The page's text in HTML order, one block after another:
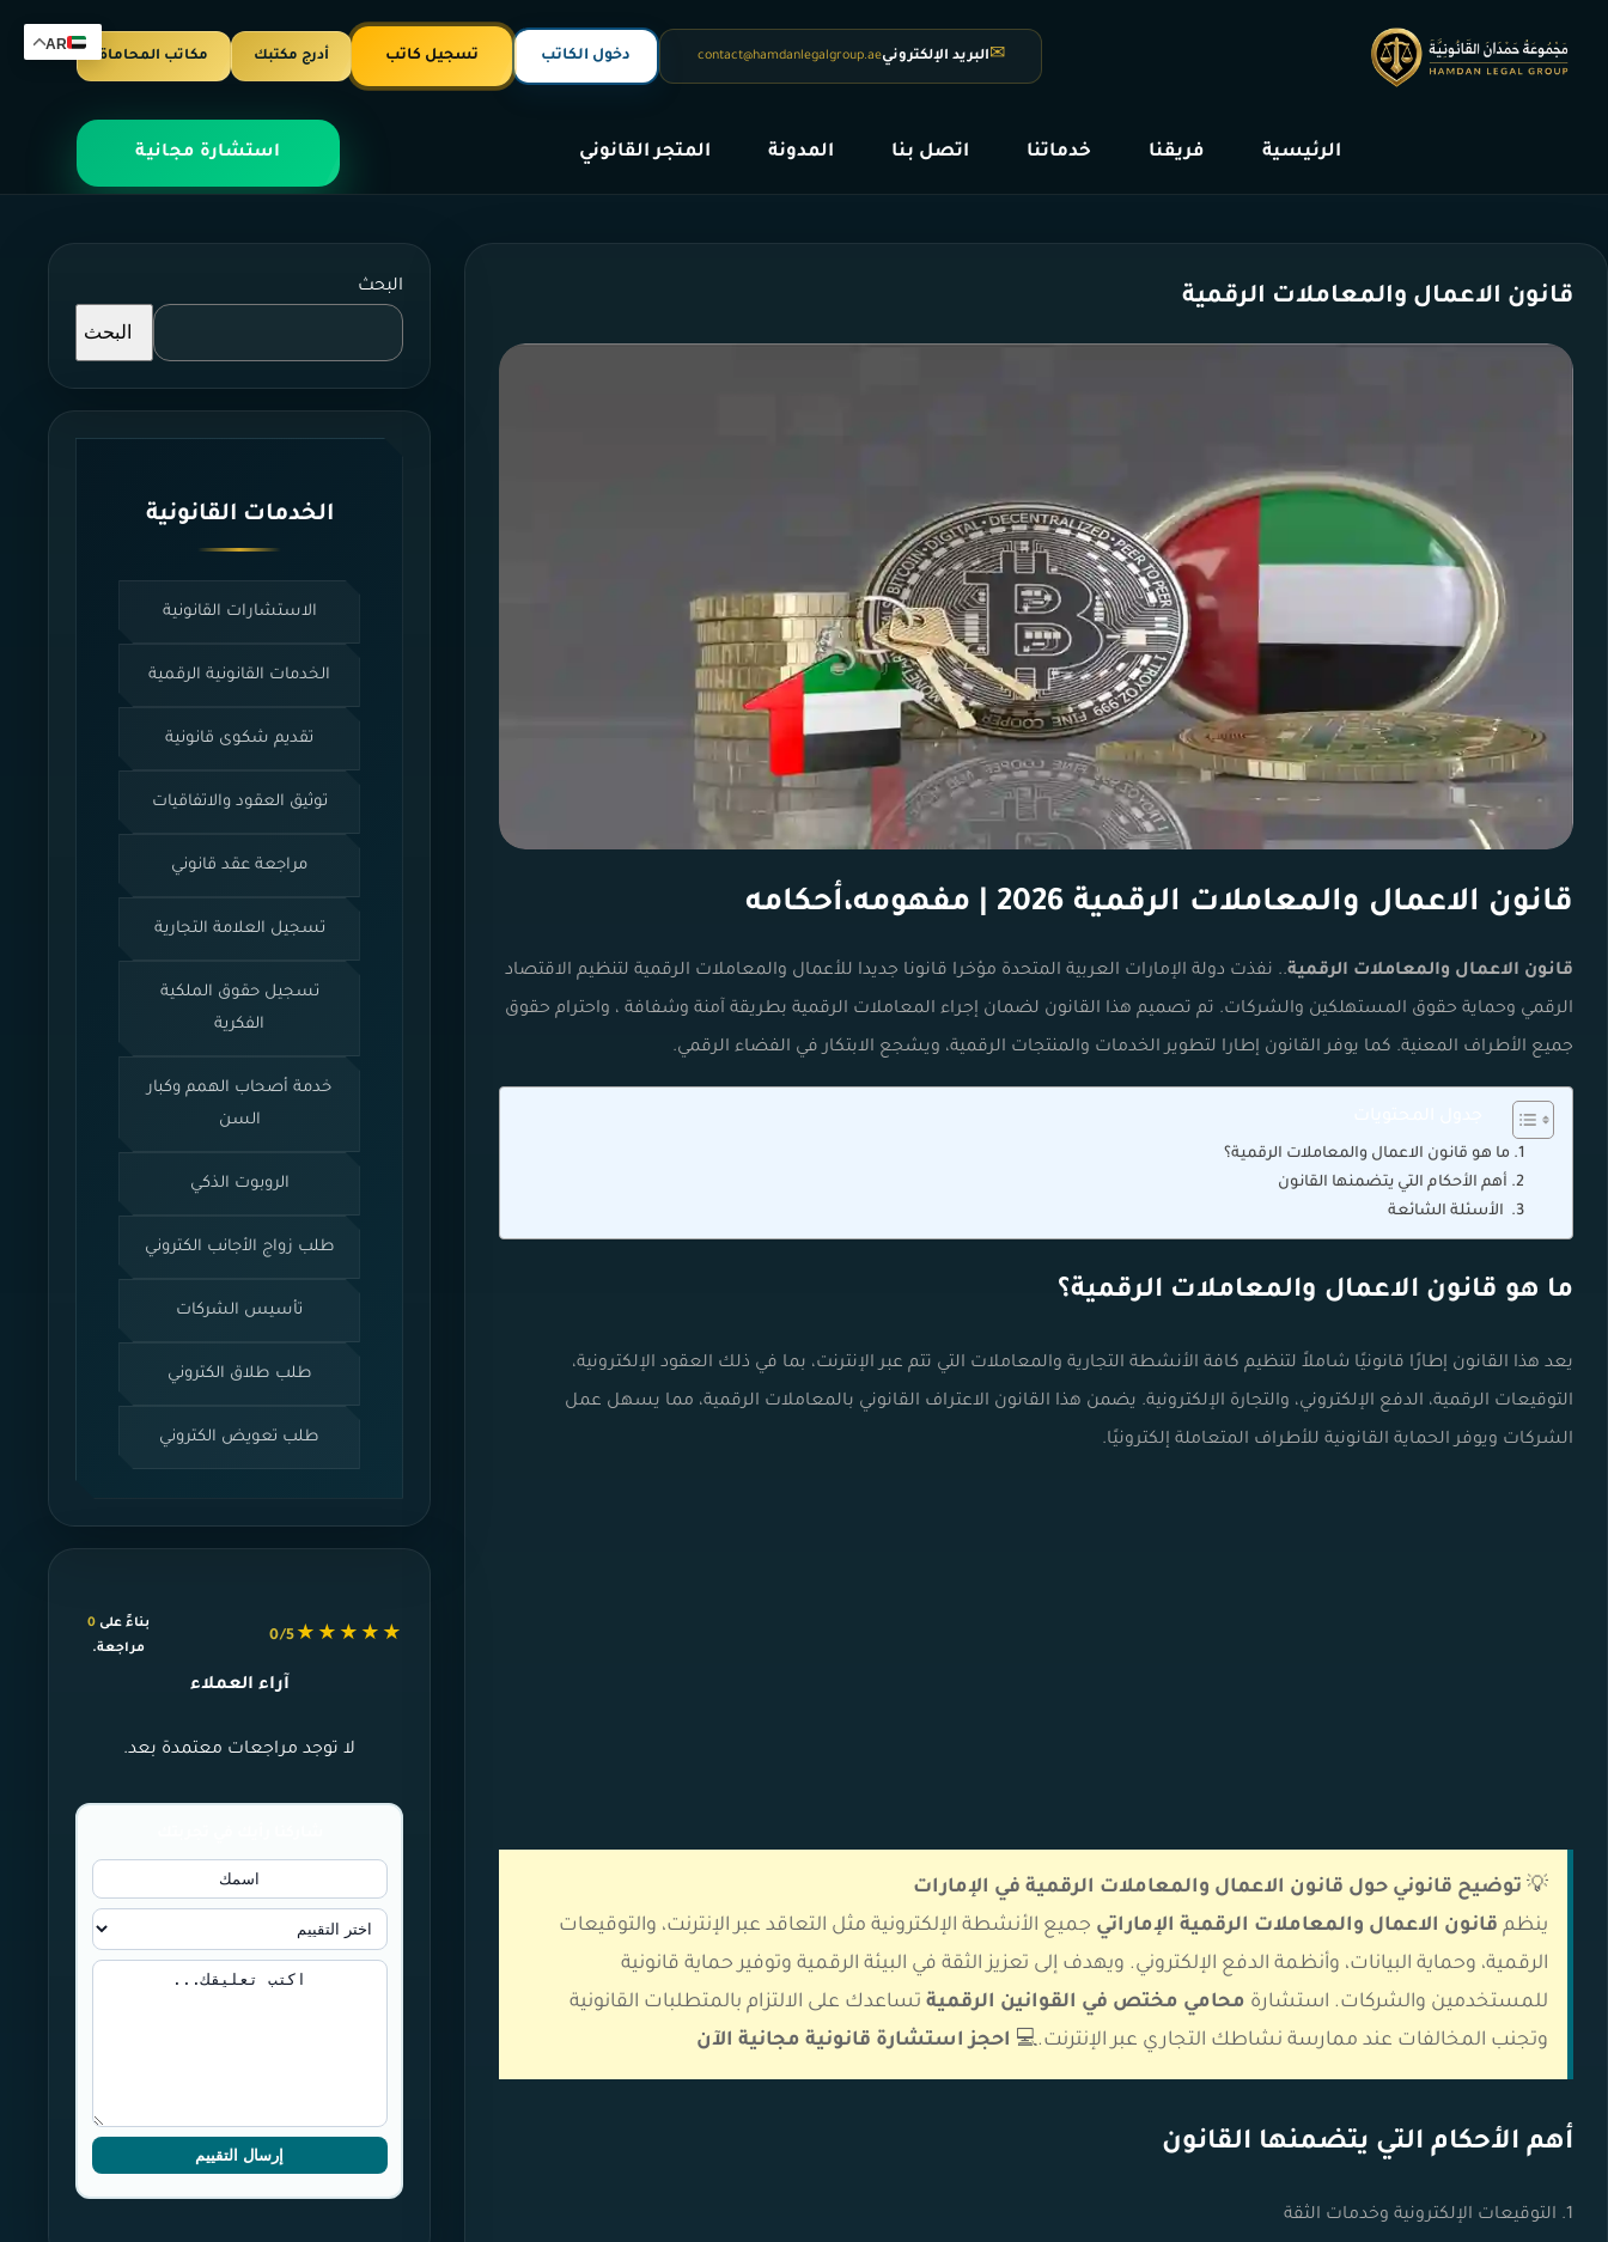
☎أبوظبي0097128843376 دخول الكاتب تسجيل كاتب أدرج مكتبك مكاتب المحاماة
الرئيسية فريقنا خدماتنا اتصل بنا المدونة المتجر القانوني استشارة مجانية
قانون الاعمال والمعاملات الرقمية
قانون الاعمال والمعاملات الرقمية 2026 | مفهومه،أحكامه
قانون الاعمال والمعاملات الرقمية.. نفذت دولة الإمارات العربية المتحدة مؤخرا قانونا جديدا للأعمال والمعاملات الرقمية لتنظيم الاقتصاد
الرقمي وحماية حقوق المستهلكين والشركات. تم تصميم هذا القانون لضمان إجراء المعاملات الرقمية بطريقة آمنة وشفافة ، واحترام حقوق
جميع الأطراف المعنية. كما يوفر القانون إطارا لتطوير الخدمات والمنتجات الرقمية، ويشجع الابتكار في الفضاء الرقمي.
ما هو قانون الاعمال والمعاملات الرقمية؟
أهم الأحكام التي يتضمنها القانون
الأسئلة الشائعة
ما هو قانون الاعمال والمعاملات الرقمية؟
يعد هذا القانون إطارًا قانونيًا شاملاً لتنظيم كافة الأنشطة التجارية والمعاملات التي تتم عبر الإنترنت، بما في ذلك العقود الإلكترونية،
التوقيعات الرقمية، الدفع الإلكتروني، والتجارة الإلكترونية. يضمن هذا القانون الاعتراف القانوني بالمعاملات الرقمية، مما يسهل عمل
الشركات ويوفر الحماية القانونية للأطراف المتعاملة إلكترونيًا.
💡 توضيح قانوني حول قانون الاعمال والمعاملات الرقمية في الإمارات
ينظم قانون الاعمال والمعاملات الرقمية الإماراتي جميع الأنشطة الإلكترونية مثل التعاقد عبر الإنترنت، والتوقيعات
الرقمية، وحماية البيانات، وأنظمة الدفع الإلكتروني. ويهدف إلى تعزيز الثقة في البيئة الرقمية وتوفير حماية قانونية
للمستخدمين والشركات. استشارة محامي مختص في القوانين الرقمية تساعدك على الالتزام بالمتطلبات القانونية
وتجنب المخالفات عند ممارسة نشاطك التجاري عبر الإنترنت.💻 احجز استشارة قانونية مجانية الآن
أهم الأحكام التي يتضمنها القانون
1. التوقيعات الإلكترونية وخدمات الثقة
البحث
البحث
الخدمات القانونية
الاستشارات القانونية
الخدمات القانونية الرقمية
تقديم شكوى قانونية
توثيق العقود والاتفاقيات
مراجعة عقد قانوني
تسجيل العلامة التجارية
تسجيل حقوق الملكية
الفكرية
خدمة أصحاب الهمم وكبار
السن
الروبوت الذكي
طلب زواج الأجانب الكتروني
تأسيس الشركات
طلب طلاق الكتروني
طلب تعويض الكتروني
★★★★★
0/5
بناءً على 0
مراجعة.
آراء العملاء
لا توجد مراجعات معتمدة بعد.
إرسال التقييم
AR